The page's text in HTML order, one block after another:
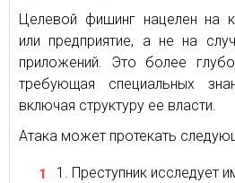
Целевой фишинг нацелен на
или предприятие, а не на
приложений. Это более
требующая специальных
включая структуру ее власти.
Атака может протекать
Преступник исследует